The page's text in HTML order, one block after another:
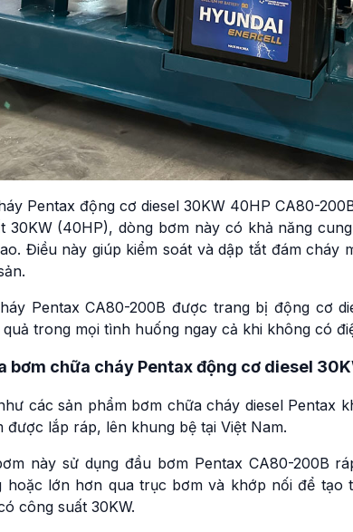
Pentax động cơ diesel 30KW 40HP CA80-
30KW (40HP), dòng bơm này có khả năng
Điều này giúp kiểm soát và dập tắt đám cháy
Pentax CA80-200B được trang bị động cơ
trong mọi tình huống ngay cả khi không có
bơm chữa cháy Pentax động cơ diesel
các sản phẩm bơm chữa cháy diesel Pentax
được lắp ráp, lên khung bệ tại Việt Nam.
này sử dụng đầu bơm Pentax CA80-200B
hoặc lớn hơn qua trục bơm và khớp nối để tạo
công suất 30KW.